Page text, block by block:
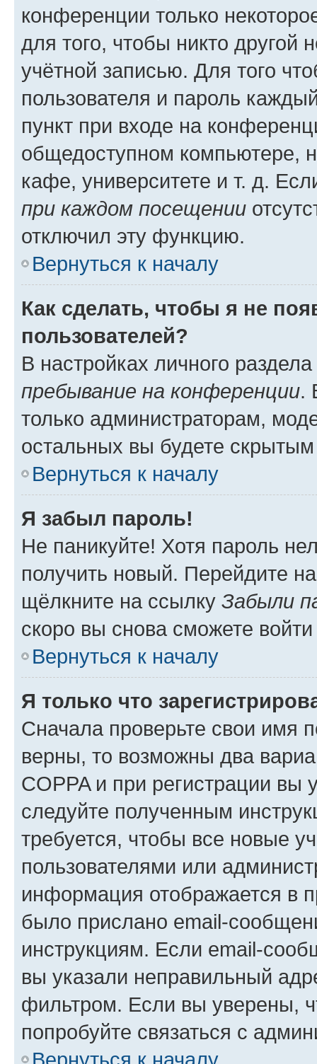
конференции только
для того, чтобы никто другой
учётной записью. Для того
пользователя и пароль
пункт при входе на
общедоступном компьютере,
кафе, университете и т. д.
при каждом посещении
отключил эту функцию.
Вернуться к началу
Как сделать, чтобы я не
пользователей?
В настройках личного
пребывание на конференции.
только администраторам,
остальных вы будете
Вернуться к началу
Я забыл пароль!
Не паникуйте! Хотя пароль
получить новый. Перейдите
щёлкните на ссылку Забыли
скоро вы снова сможете
Вернуться к началу
Я только что
Сначала проверьте свои имя
верны, то возможны два
COPPA и при регистрации вы
следуйте полученным
требуется, чтобы все новые
пользователями или
информация отображается в
было прислано email-
инструкциям. Если email-
вы указали неправильный
фильтром. Если вы уверены,
попробуйте связаться с
Вернуться к началу